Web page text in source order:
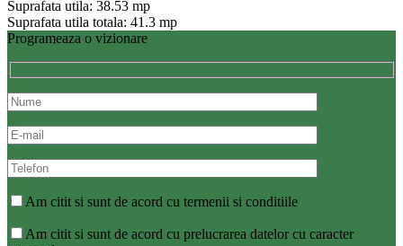
Suprafata utila: 38.53 mp
Suprafata utila totala: 41.3 mp
Programeaza o vizionare
Am citit si sunt de acord cu termenii si conditiile
Am citit si sunt de acord cu prelucrarea datelor cu caracter